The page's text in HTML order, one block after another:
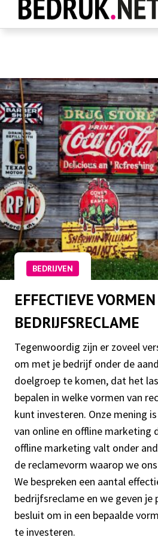
BEDRIJVEN
EFFECTIEVE
BEDRIJFSRECLAME
Tegenwoordig zijn er zoveel
om met je bedrijf onder de
doelgroep te komen, dat het
bepalen in welke vormen van
kunt investeren. Onze mening
van online en offline marketing
offline marketing valt onder
de reclamevorm waarop we
We bespreken een aantal
bedrijfsreclame en we geven je
besluit om in een bepaalde
te investeren.